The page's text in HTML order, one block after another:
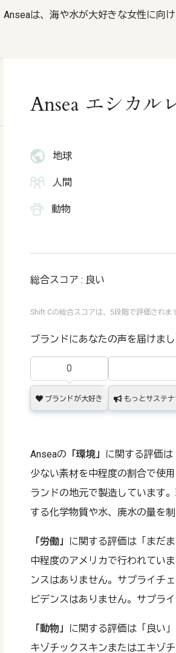
Anseaは、海や水が大好きな女性に向
Ansea エシカル
地球
人間
動物
総合スコア : 良い
Shift Cの総合スコアは、5段階で評価されま
ブランドにあなたの声を届けま
0
ブランドが大好き もっとサステ
Anseaの 「環境」
に関する評価
少ない素材を中程度の割合で使
ランドの地元で製造しています
する化学物質や水、廃水の量を制
「労働」
に関する評価は「まだ
中程度のアメリカで行われてい
ンスはありません。サプライチ
ビデンスはありません。サプラ
「動物」
に関する評価は「良い
キゾチックスキンまたはエキゾ